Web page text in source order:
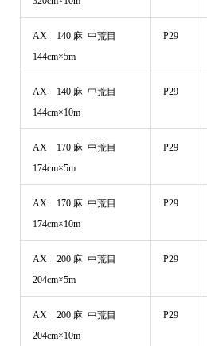
AX 140 麻 中荒目
144cm×5m
P29
AX 140 麻 中荒目
144cm×10m
P29
AX 170 麻 中荒目
174cm×5m
P29
AX 170 麻 中荒目
174cm×10m
P29
AX 200 麻 中荒目
204cm×5m
P29
AX 200 麻 中荒目
204cm×10m
P29